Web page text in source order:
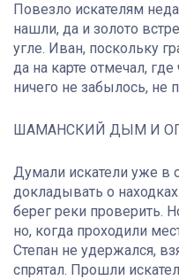
Повезло искателям
нашли, да и золото
угле. Иван, поскольку
да на карте отмечал,
ничего не забылось, не
ШАМАНСКИЙ ДЫМ И
Думали искатели уже в
докладывать о
берег реки проверить.
но, когда проходили
Степан не удержался,
спрятал. Прошли